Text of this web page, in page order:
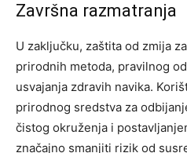
Završna razmatranja
U zaključku, zaštita od zmija
prirodnih metoda, pravilnog
usvajanja zdravih navika.
prirodnog sredstva za
čistog okruženja i
značajno smanjiti rizik od